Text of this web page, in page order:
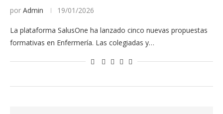
por Admin 19/01/2026
La plataforma SalusOne ha lanzado cinco nuevas propuestas
formativas en Enfermería. Las colegiadas y…